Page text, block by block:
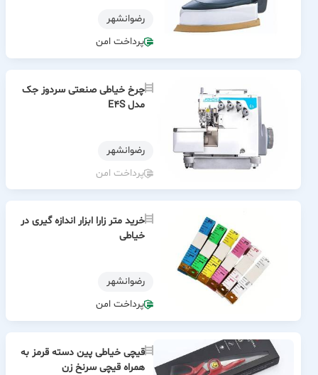
رضوانشهر
پرداخت امن
چرخ خیاطی صنعتی سردوز جک
مدل E4S
رضوانشهر
پرداخت امن
خرید متر زارا ابزار اندازه گیری در
خیاطی
رضوانشهر
پرداخت امن
قیچی خیاطی پین دسته قرمز به
همراه قیچی سرنخ زن